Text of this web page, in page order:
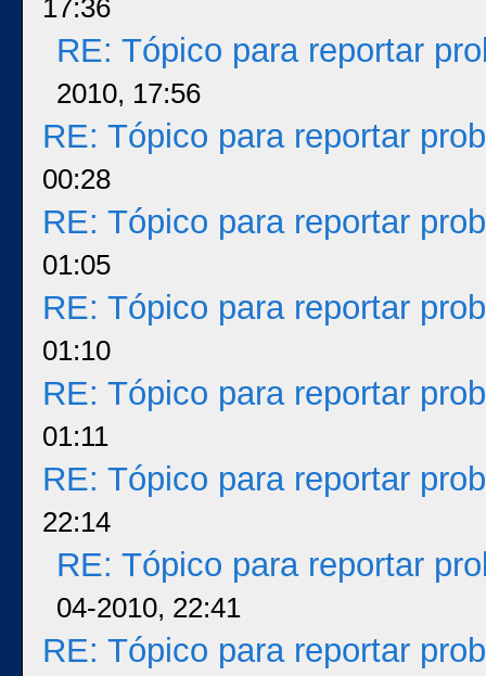
17:36
RE: Tópico para reportar
2010, 17:56
RE: Tópico para reportar
00:28
RE: Tópico para reportar
01:05
RE: Tópico para reportar
01:10
RE: Tópico para reportar
01:11
RE: Tópico para reportar
22:14
RE: Tópico para reportar
04-2010, 22:41
RE: Tópico para reportar